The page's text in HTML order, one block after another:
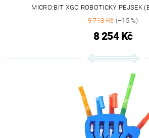
MICRO:BIT XGO ROBOTICKÝ PEJSEK
9 713 Kč(–15 %)
8 254 Kč